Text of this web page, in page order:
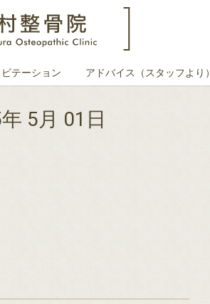
テーション アドバイス（スタッフより）
5月 01日